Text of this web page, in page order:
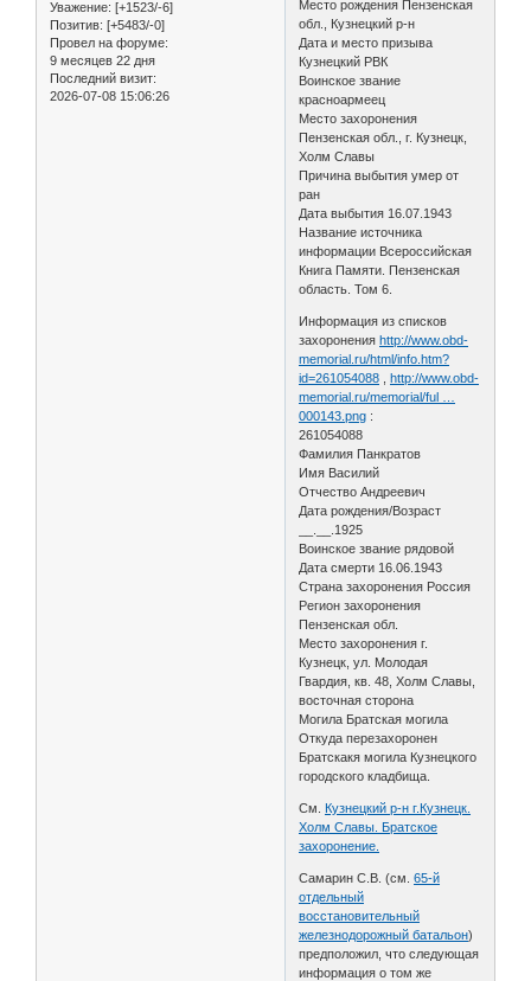
Уважение: [+1523/-6]
Позитив: [+5483/-0]
Провел на форуме:
9 месяцев 22 дня
Последний визит:
2026-07-08 15:06:26
Место рождения Пензенская
обл., Кузнецкий р-н
Дата и место призыва
Кузнецкий РВК
Воинское звание
красноармеец
Место захоронения
Пензенская обл., г. Кузнецк,
Холм Славы
Причина выбытия умер от
ран
Дата выбытия 16.07.1943
Название источника
информации Всероссийская
Книга Памяти. Пензенская
область. Том 6.
Информация из списков
захороненияhttp://www.obd-
memorial.ru/html/info.htm?
id=261054088 ,http://www.obd-
memorial.ru/memorial/ful …
000143.png :
261054088
Фамилия Панкратов
Имя Василий
Отчество Андреевич
Дата рождения/Возраст
__.__.1925
Воинское звание рядовой
Дата смерти 16.06.1943
Страна захоронения Россия
Регион захоронения
Пензенская обл.
Место захоронения г.
Кузнецк, ул. Молодая
Гвардия, кв. 48, Холм Славы,
восточная сторона
Могила Братская могила
Откуда перезахоронен
Братскакя могила Кузнецкого
городского кладбища.
См. Кузнецкий р-н г.Кузнецк.
Холм Славы. Братское
захоронение.
Самарин С.В. (см.65-й
отдельный
восстановительный
железнодорожный батальон)
предположил, что следующая
информация о том же